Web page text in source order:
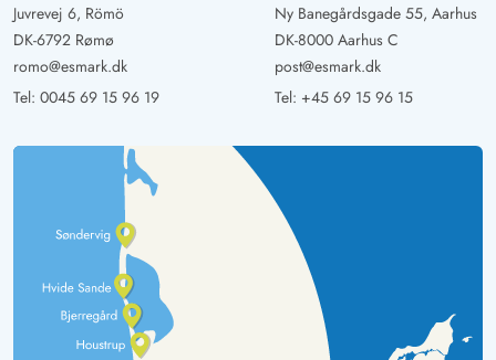
Juvrevej 6, Römö
DK-6792 Rømø
romo@esmark.dk
Tel: 0045 69 15 96 19
Ny Banegårdsgade 55, Aarhus
DK-8000 Aarhus C
post@esmark.dk
Tel: +45 69 15 96 15